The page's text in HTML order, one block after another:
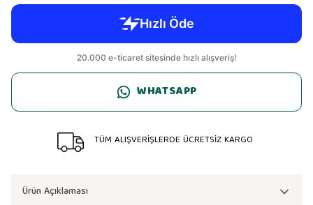
WHATSAPP
TÜM ALIŞVERİŞLERDE ÜCRETSİZ KARGO
Ürün Açıklaması